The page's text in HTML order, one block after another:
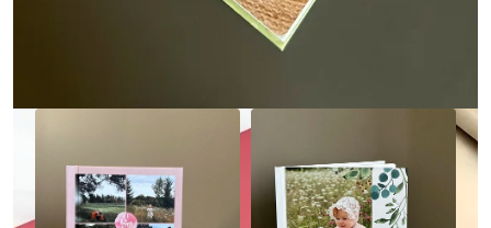
• Загрузка фото и текста
Заказать